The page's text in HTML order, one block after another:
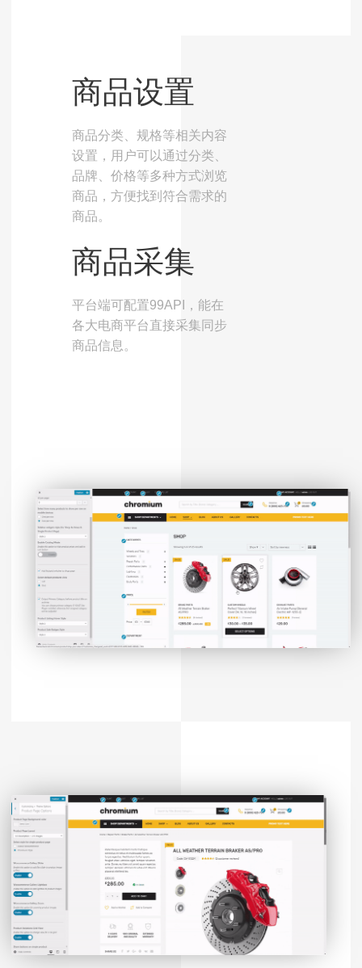
商品设置
商品分类、规格等相关内容
设置，用户可以通过分类、
品牌、价格等多种方式浏览
商品，方便找到符合需求的
商品。
商品采集
平台端可配置99API，能在
各大电商平台直接采集同步
商品信息。